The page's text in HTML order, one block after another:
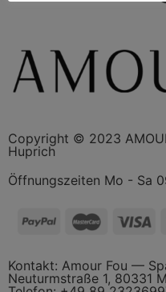
Copyright © 2023
Huprich
Öffnungszeiten Mo - Sa
Kontakt: Amour Fou —
Neuturmstraße 1, 80331